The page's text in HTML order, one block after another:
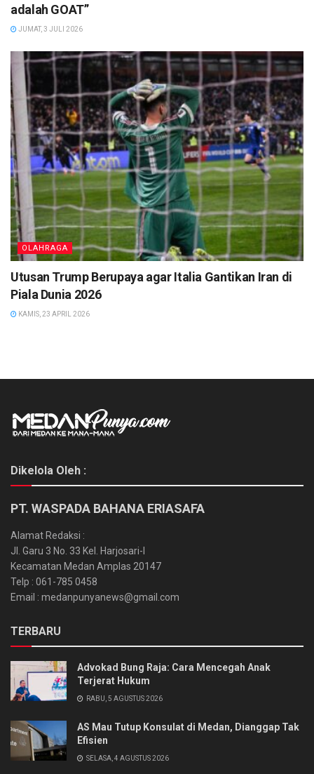
adalah GOAT”
JUMAT, 3 JULI 2026
OLAHRAGA
Utusan Trump Berupaya agar Italia Gantikan Iran di
Piala Dunia 2026
KAMIS, 23 APRIL 2026
Dikelola Oleh :
PT. WASPADA BAHANA ERIASAFA
Alamat Redaksi :
Jl. Garu 3 No. 33 Kel. Harjosari-I
Kecamatan Medan Amplas 20147
Telp : 061-785 0458
Email : medanpunyanews@gmail.com
TERBARU
Advokad Bung Raja: Cara Mencegah Anak
Terjerat Hukum
RABU, 5 AGUSTUS 2026
AS Mau Tutup Konsulat di Medan, Dianggap Tak
Efisien
SELASA, 4 AGUSTUS 2026